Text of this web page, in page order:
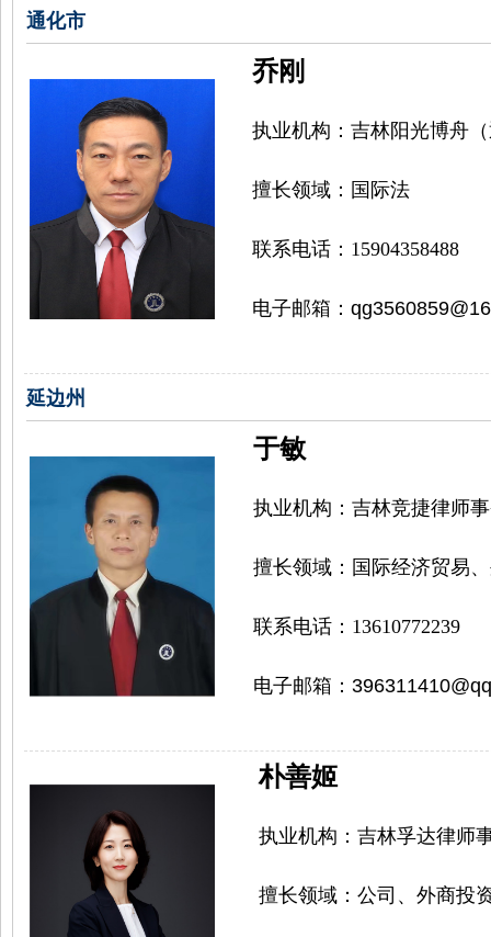
通化市
乔刚
执业机构： 吉林阳光博舟
擅长领域：国际法
联系电话： 15904358488
电子邮箱：
延边州
于敏
执业机构： 吉林竞捷律师
擅长领域： 国际经济贸易
联系电话： 13610772239
电子邮箱：
朴善姬
执业机构： 吉林孚达律师
擅长领域： 公司、外商投